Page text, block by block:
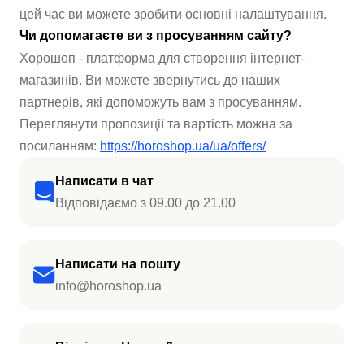
Написати в чат
Відповідаємо з 09.00 до 21.00
Написати на пошту
info@horoshop.ua
цей час ви можете зробити основні налаштування.
Чи допомагаєте ви з просуванням сайту?
Хорошоп - платформа для створення інтернет-
магазинів. Ви можете звернутись до наших
партнерів, які допоможуть вам з просуванням.
Переглянути пропозиції та вартість можна за
посиланням: https://horoshop.ua/ua/offers/